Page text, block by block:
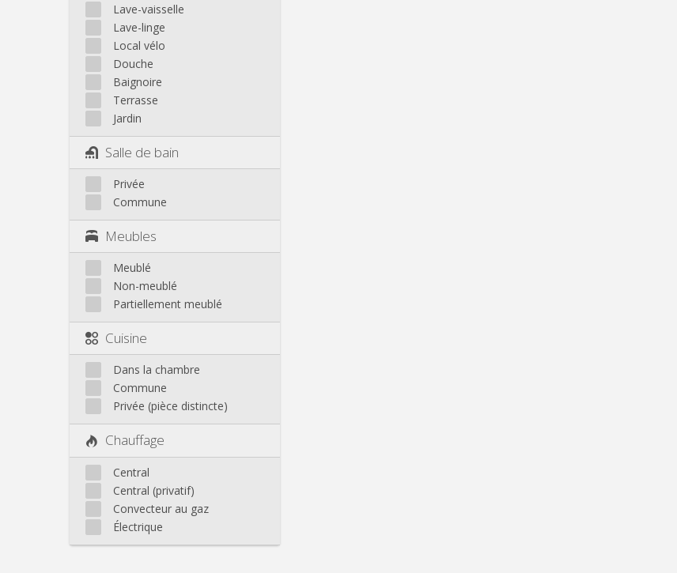
Lave-vaisselle
Lave-linge
Local vélo
Douche
Baignoire
Terrasse
Jardin
Salle de bain
Privée
Commune
Meubles
Meublé
Non-meublé
Partiellement meublé
Cuisine
Dans la chambre
Commune
Privée (pièce distincte)
Chauffage
Central
Central (privatif)
Convecteur au gaz
Électrique